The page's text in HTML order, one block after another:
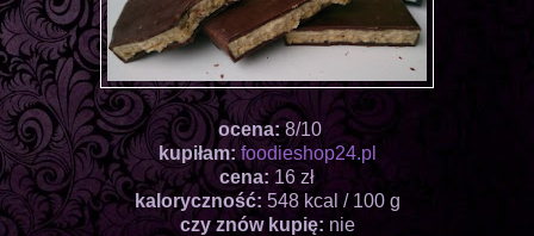
ocena:8/10
kupiłam: foodieshop24.pl
cena: 16 zł
kaloryczność: 548 kcal / 100 g
czy znów kupię: nie